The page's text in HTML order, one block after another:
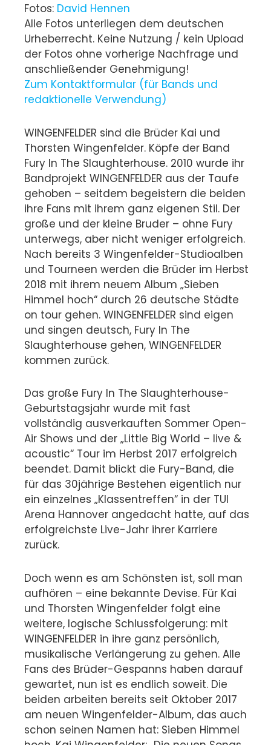
Fotos: David Hennen
Alle Fotos unterliegen dem deutschen
Urheberrecht. Keine Nutzung / kein Upload
der Fotos ohne vorherige Nachfrage und
anschließender Genehmigung!
Zum Kontaktformular (für Bands und
redaktionelle Verwendung)
WINGENFELDER sind die Brüder Kai und
Thorsten Wingenfelder. Köpfe der Band
Fury In The Slaughterhouse. 2010 wurde ihr
Bandprojekt WINGENFELDER aus der Taufe
gehoben – seitdem begeistern die beiden
ihre Fans mit ihrem ganz eigenen Stil. Der
große und der kleine Bruder – ohne Fury
unterwegs, aber nicht weniger erfolgreich.
Nach bereits 3 Wingenfelder-Studioalben
und Tourneen werden die Brüder im Herbst
2018 mit ihrem neuem Album „Sieben
Himmel hoch“ durch 26 deutsche Städte
on tour gehen. WINGENFELDER sind eigen
und singen deutsch, Fury In The
Slaughterhouse gehen, WINGENFELDER
kommen zurück.
Das große Fury In The Slaughterhouse-
Geburtstagsjahr wurde mit fast
vollständig ausverkauften Sommer Open-
Air Shows und der „Little Big World – live &
acoustic“ Tour im Herbst 2017 erfolgreich
beendet. Damit blickt die Fury-Band, die
für das 30jährige Bestehen eigentlich nur
ein einzelnes „Klassentreffen“ in der TUI
Arena Hannover angedacht hatte, auf das
erfolgreichste Live-Jahr ihrer Karriere
zurück.
Doch wenn es am Schönsten ist, soll man
aufhören – eine bekannte Devise. Für Kai
und Thorsten Wingenfelder folgt eine
weitere, logische Schlussfolgerung: mit
WINGENFELDER in ihre ganz persönlich,
musikalische Verlängerung zu gehen. Alle
Fans des Brüder-Gespanns haben darauf
gewartet, nun ist es endlich soweit. Die
beiden arbeiten bereits seit Oktober 2017
am neuen Wingenfelder-Album, das auch
schon seinen Namen hat: Sieben Himmel